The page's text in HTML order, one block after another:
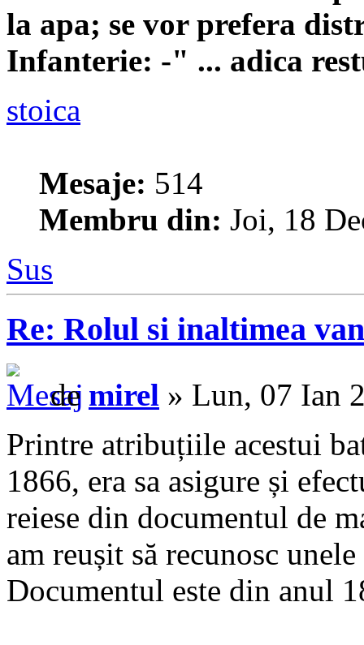
la apa; se vor prefera
Infanterie: -" ... adica
stoica
Mesaje: 514
Membru din: Joi, 18
Sus
Re: Rolul si inaltimea
de mirel » Lun, 07 Ian
Printre atribuțiile acestui
1866, era sa asigure și
reiese din documentul de
am reușit să recunosc
Documentul este din anul